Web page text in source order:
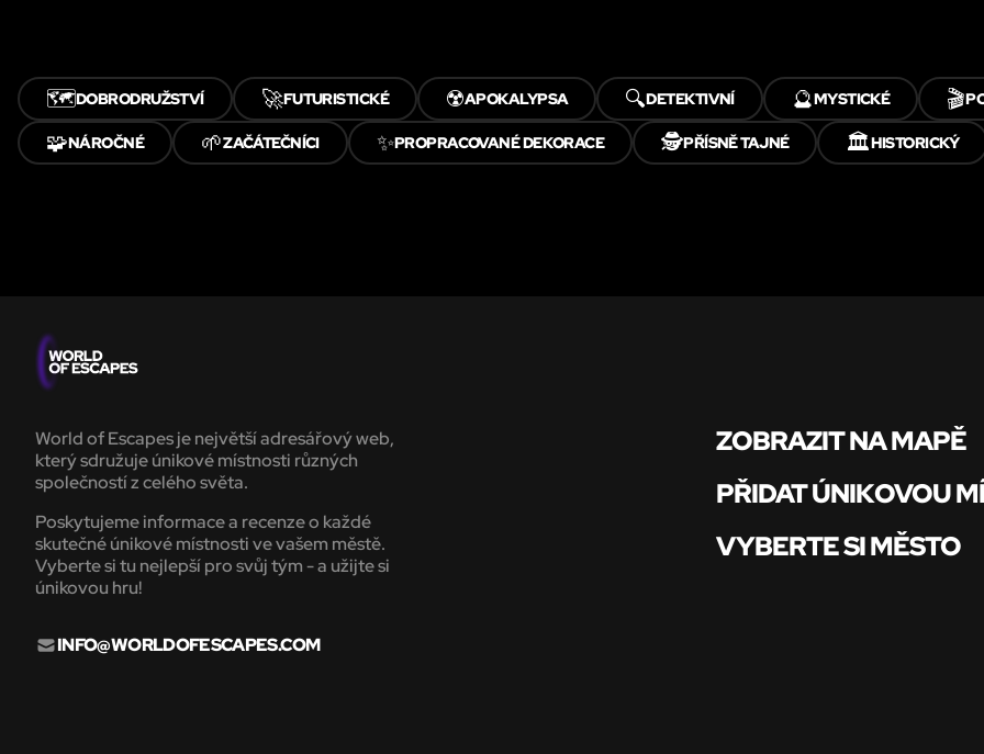
🗺️DOBRODRUŽSTVÍ 🚀FUTURISTICKÉ ☢️APOKALYPSA 🔍DETEKTIVNÍ 🔮MYSTICKÉ 🎬
🧩NÁROČNÉ 🌱ZAČÁTEČNÍCI ✨PROPRACOVANÉ DEKORACE 🕵️PŘÍSNĚ TAJNÉ 🏛️HISTORICKÝ
World of Escapes je největší adresářový web,
který sdružuje únikové místnosti různých
společností z celého světa.
Poskytujeme informace a recenze o každé
skutečné únikové místnosti ve vašem městě.
Vyberte si tu nejlepší pro svůj tým - a užijte si
únikovou hru!
INFO@WORLDOFESCAPES.COM
ZOBRAZIT NA MAPĚ
PŘIDAT ÚNIKOVOU
VYBERTE SI MĚSTO